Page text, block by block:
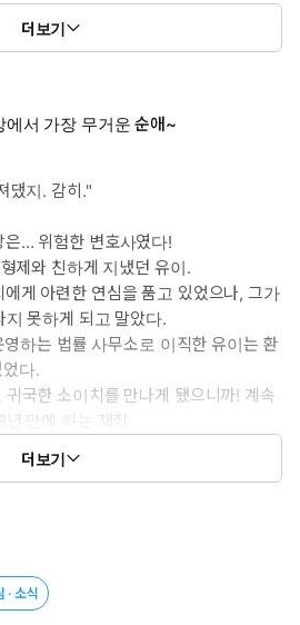
더보기
서 가장 무거운 순애~
댔지. 감히."
… 위험한 변호사였다!
제와 친하게 지냈던 유이.
게 아련한 연심을 품고 있었으나, 그가
지 못하게 되고 말았다.
하는 법률 사무소로 이직한 유이는 환
다.
국한 소이치를 만나게 됐으니까! 계속
만에 하는 재회.
풀었지만, 소이치 분위기는 예전 같지가
야기.
더보기
· 소식